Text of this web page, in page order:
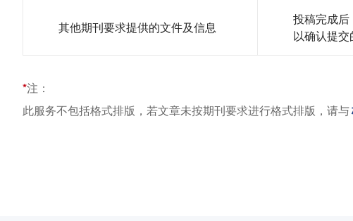
其他期刊要求提供的文件及信息
投稿完成后
以确认提交
*注：
此服务不包括格式排版，若文章未按期刊要求进行格式排版，请与